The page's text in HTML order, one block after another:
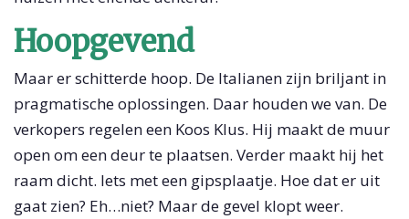
Hoopgevend
Maar er schitterde hoop. De Italianen zijn briljant in
pragmatische oplossingen. Daar houden we van. De
verkopers regelen een Koos Klus. Hij maakt de muur
open om een deur te plaatsen. Verder maakt hij het
raam dicht. Iets met een gipsplaatje. Hoe dat er uit
gaat zien? Eh…niet? Maar de gevel klopt weer.